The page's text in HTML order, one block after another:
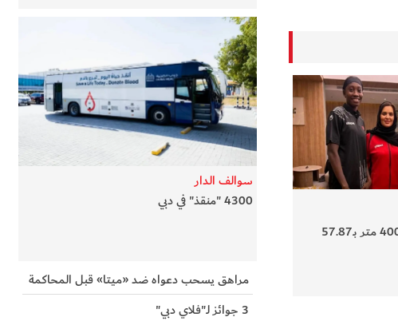
إماراتية تقطع 400 متر بـ57.87
سوالف الدار
4300 "منقذ" في دبي
مراهق يسحب دعواه ضد «ميتا» قبل المحاكمة
3 جوائز لـ"فلاي دبي"